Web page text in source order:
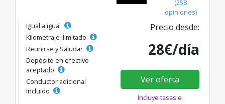
(258
opiniones)
Igual a igual
Kilometraje ilimitado
Reunirse y Saludar
Depósito en efectivo
aceptado
Conductor adicional
incluido
Precio desde:
28€/día
Ver oferta
Incluye tasas e